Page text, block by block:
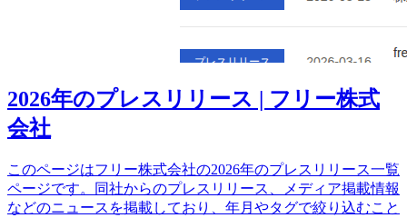
2026年のプレスリリース | フリー株式
会社
このページはフリー株式会社の2026年のプレスリリース一覧
ページです。同社からのプレスリリース、メディア掲載情報
などのニュースを掲載しており、年月やタグで絞り込むこと